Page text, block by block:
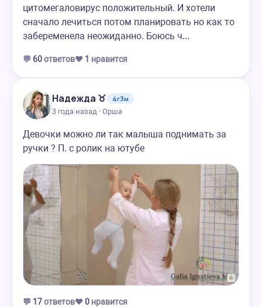
цитомегаловирус положительный. И хотели
сначало лечиться потом планировать но как то
забеременела неожиданно. Боюсь ч…
💬 60ответов❤️ 1 нравится
Надежда ♉️
4г3м
3 года назад · Орша
Девочки можно ли так малыша поднимать за
ручки ? П. с ролик на ютубе
💬 17ответов❤️ 0 нравится